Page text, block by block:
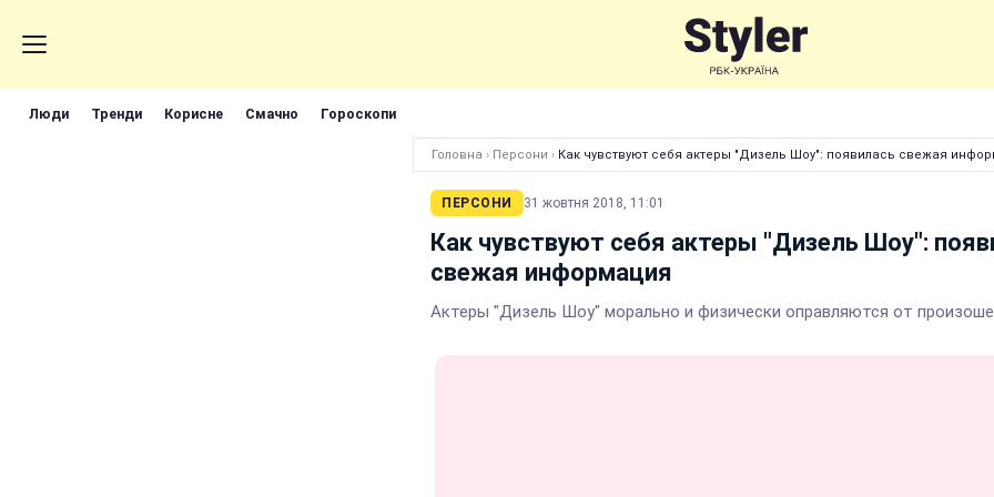
Люди Тренди Корисне Смачно Гороскопи
Головна › Персони › Как чувствуют себя актеры "Дизель Шоу": появилась свежая
ПЕРСОНИ 31 жовтня 2018, 11:01
Как чувствуют себя актеры "Дизель Шоу":
свежая информация
Актеры "Дизель Шоу" морально и физически оправляются от